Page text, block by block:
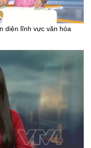
diện lĩnh vực văn hóa